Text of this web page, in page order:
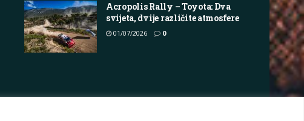
Acropolis Rally – Toyota: Dva
svijeta, dvije različite atmosfere
01/07/2026 0